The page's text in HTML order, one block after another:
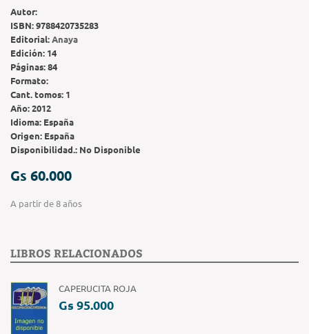
Autor:
ISBN:9788420735283
Editorial:Anaya
Edición: 14
Páginas:84
Formato:
Cant. tomos: 1
Año:2012
Idioma: España
Origen: España
Disponibilidad.: No Disponible
Gs 60.000
A partir de 8 años
LIBROS RELACIONADOS
CAPERUCITA ROJA
Gs 95.000